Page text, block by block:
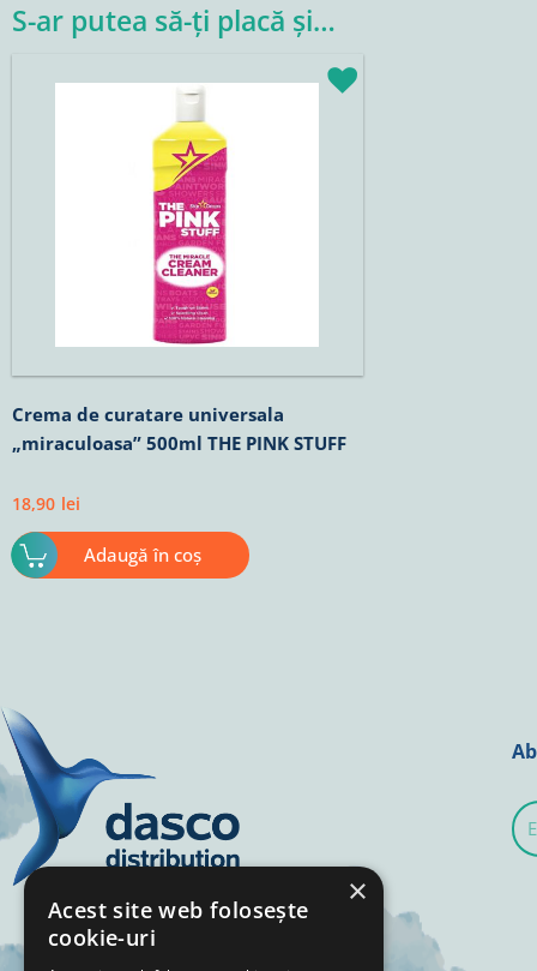
S-ar putea să-ți placă și…
Crema de curatare universala
„miraculoasa” 500ml THE PINK STUFF
18,90 lei
Adaugă în coș
E-
×
Acest site web folosește
cookie-uri